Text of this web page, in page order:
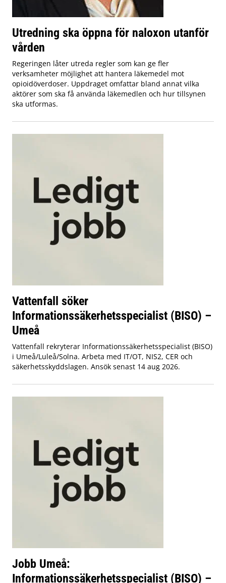
Utredning ska öppna för naloxon utanför
vården
Regeringen låter utreda regler som kan ge fler
verksamheter möjlighet att hantera läkemedel mot
opioidöverdoser. Uppdraget omfattar bland annat vilka
aktörer som ska få använda läkemedlen och hur tillsynen
ska utformas.
Vattenfall söker
Informationssäkerhetsspecialist (BISO) –
Umeå
Vattenfall rekryterar Informationssäkerhetsspecialist (BISO)
i Umeå/Luleå/Solna. Arbeta med IT/OT, NIS2, CER och
säkerhetsskyddslagen. Ansök senast 14 aug 2026.
Jobb Umeå:
Informationssäkerhetsspecialist (BISO) –